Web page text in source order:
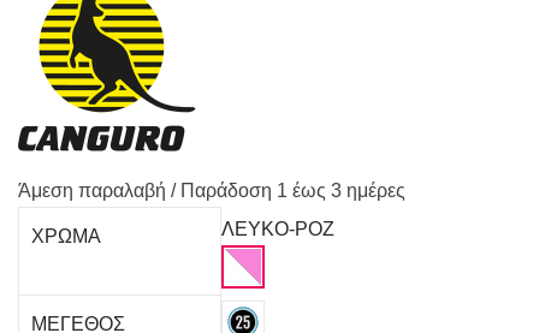
Άμεση παραλαβή / Παράδoση 1 έως 3 ημέρες
ΧΡΩΜΑ ΛΕΥΚΟ-ΡΟΖ
ΜΕΓΕΘΟΣ